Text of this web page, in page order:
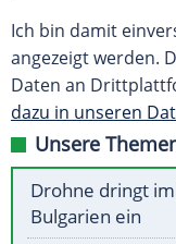
Ich bin damit
angezeigt werden.
Daten an
dazu in unseren
Unsere
Drohne dringt
Bulgarien ein